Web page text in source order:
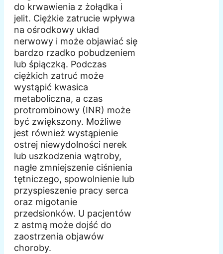
do krwawienia z żołądka i
jelit. Ciężkie zatrucie wpływa
na ośrodkowy układ
nerwowy i może objawiać się
bardzo rzadko pobudzeniem
lub śpiączką. Podczas
ciężkich zatruć może
wystąpić kwasica
metaboliczna, a czas
protrombinowy (INR) może
być zwiększony. Możliwe
jest również wystąpienie
ostrej niewydolności nerek
lub uszkodzenia wątroby,
nagłe zmniejszenie ciśnienia
tętniczego, spowolnienie lub
przyspieszenie pracy serca
oraz migotanie
przedsionków. U pacjentów
z astmą może dojść do
zaostrzenia objawów
choroby.